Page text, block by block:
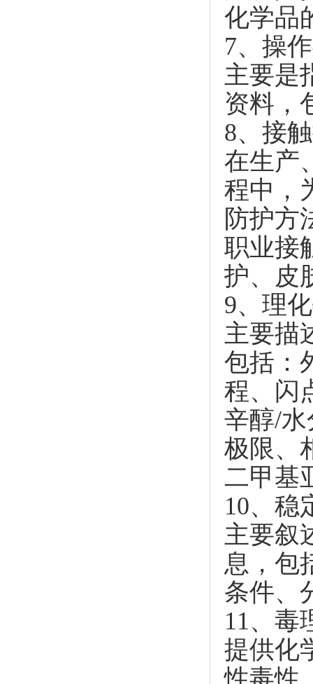
化学品
7、操
主要是
资料，
8、接
在生产
程中，
防护方
职业接
护、皮
9、理
主要描
包括：
程、闪
辛醇/
极限、
二甲基
10、稳
主要叙
息，包
条件、
11、毒
提供化